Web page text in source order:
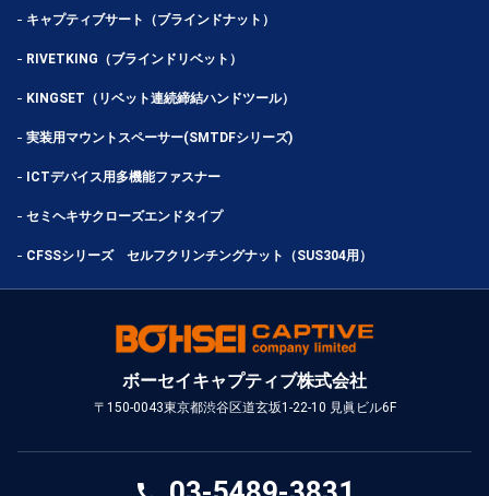
キャプティブサート（ブラインドナット）
RIVETKING（ブラインドリベット）
KINGSET（リベット連続締結ハンドツール）
実装用マウントスペーサー(SMTDFシリーズ)
ICTデバイス用多機能ファスナー
セミヘキサクローズエンドタイプ
CFSSシリーズ セルフクリンチングナット（SUS304用）
ボーセイキャプティブ株式会社
〒150-0043東京都渋谷区道玄坂1-22-10 見眞ビル6F